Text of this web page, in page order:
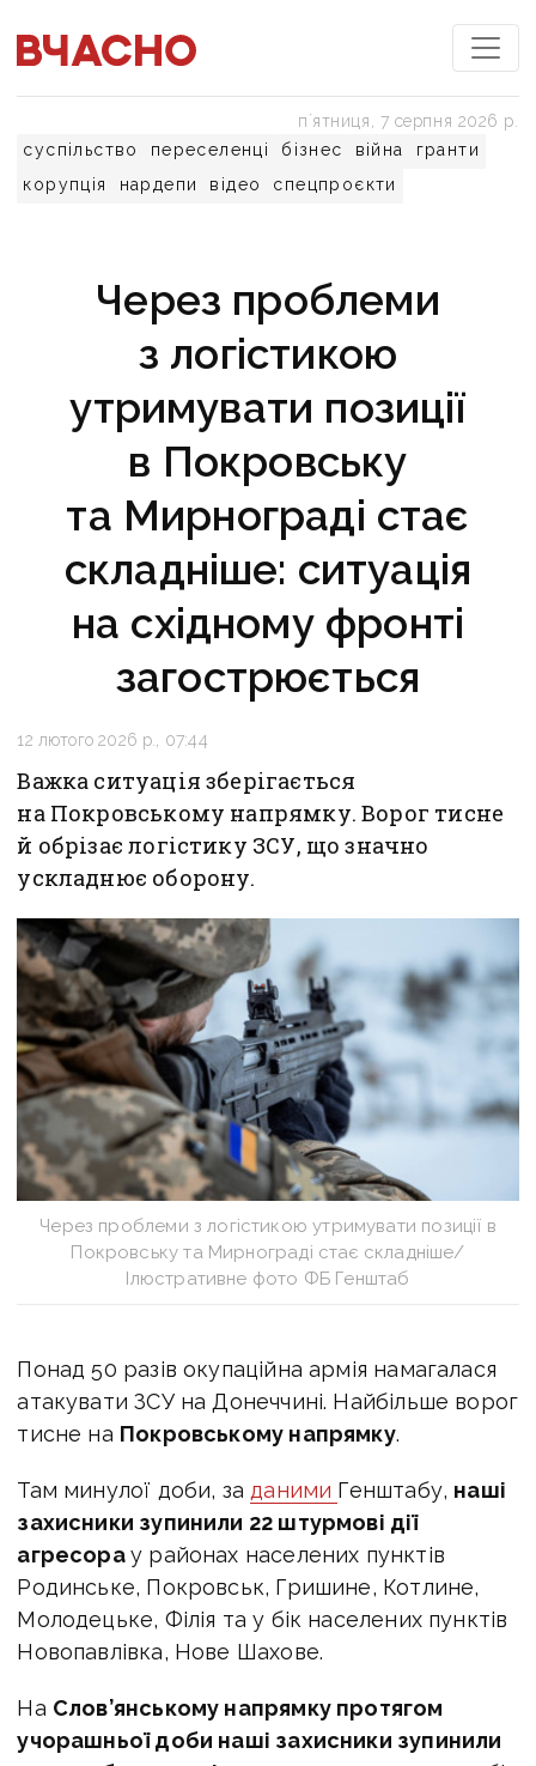
суспільство переселенці бізнес війна
гранти
корупція
нардепи відео спецпроєкти
пʼятниця, 7 серпня 2026 р.
Через проблеми
з логістикою
утримувати позиції
в Покровську
та Мирнограді стає
складніше: ситуація
на східному фронті
загострюється
12 лютого 2026 р., 07:44
Важка ситуація зберігається
на Покровському напрямку. Ворог тисне
й обрізає логістику ЗСУ, що значно
ускладнює оборону.
Через проблеми з логістикою утримувати позиції в
Покровську та Мирнограді стає складніше/
Ілюстративне фото ФБ Генштаб
Понад 50 разів окупаційна армія намагалася
атакувати ЗСУ на Донеччині. Найбільше ворог
тисне на Покровському напрямку.
Там минулої доби, за даними Генштабу, наші
захисники зупинили 22 штурмові дії
агресорау районах населених пунктів
Родинське, Покровськ, Гришине, Котлине,
Молодецьке, Філія та у бік населених пунктів
Новопавлівка, Нове Шахове.
На Слов’янському напрямку протягом
учорашньої доби наші захисники зупинили